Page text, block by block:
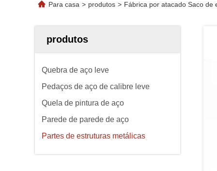
Para casa > produtos > Fábrica por atacado Saco de
produtos
Quebra de aço leve
Pedaços de aço de calibre leve
Quela de pintura de aço
Parede de parede de aço
Partes de estruturas metálicas